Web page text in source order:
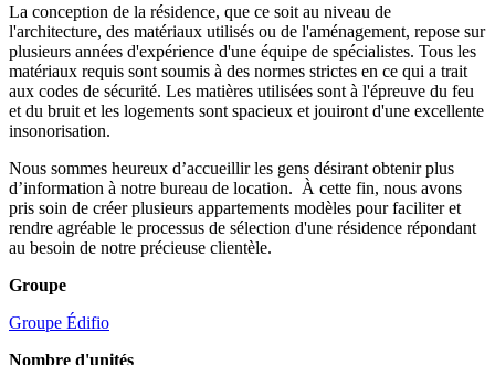
La conception de la résidence, que ce soit au niveau de
l'architecture, des matériaux utilisés ou de l'aménagement, repose sur
plusieurs années d'expérience d'une équipe de spécialistes. Tous les
matériaux requis sont soumis à des normes strictes en ce qui a trait
aux codes de sécurité. Les matières utilisées sont à l'épreuve du feu
et du bruit et les logements sont spacieux et jouiront d'une excellente
insonorisation.
Nous sommes heureux d’accueillir les gens désirant obtenir plus
d’information à notre bureau de location. À cette fin, nous avons
pris soin de créer plusieurs appartements modèles pour faciliter et
rendre agréable le processus de sélection d'une résidence répondant
au besoin de notre précieuse clientèle.
Groupe
Groupe Édifio
Nombre d'unités